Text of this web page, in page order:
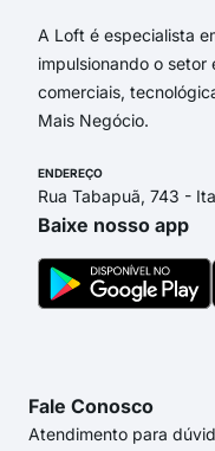
A Loft é especialista
impulsionando o setor
comerciais,
Mais Negócio.
ENDEREÇO
Rua Tabapuã, 743 -
Baixe nosso app
Fale Conosco
Atendimento para